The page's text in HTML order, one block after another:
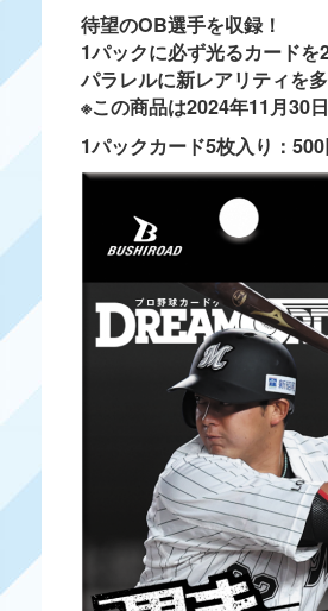
待望のOB選手を収録！
1パックに必ず光るカード
パラレルに新レアリティを
※この商品は2024年11月30
1パックカード5枚入り：